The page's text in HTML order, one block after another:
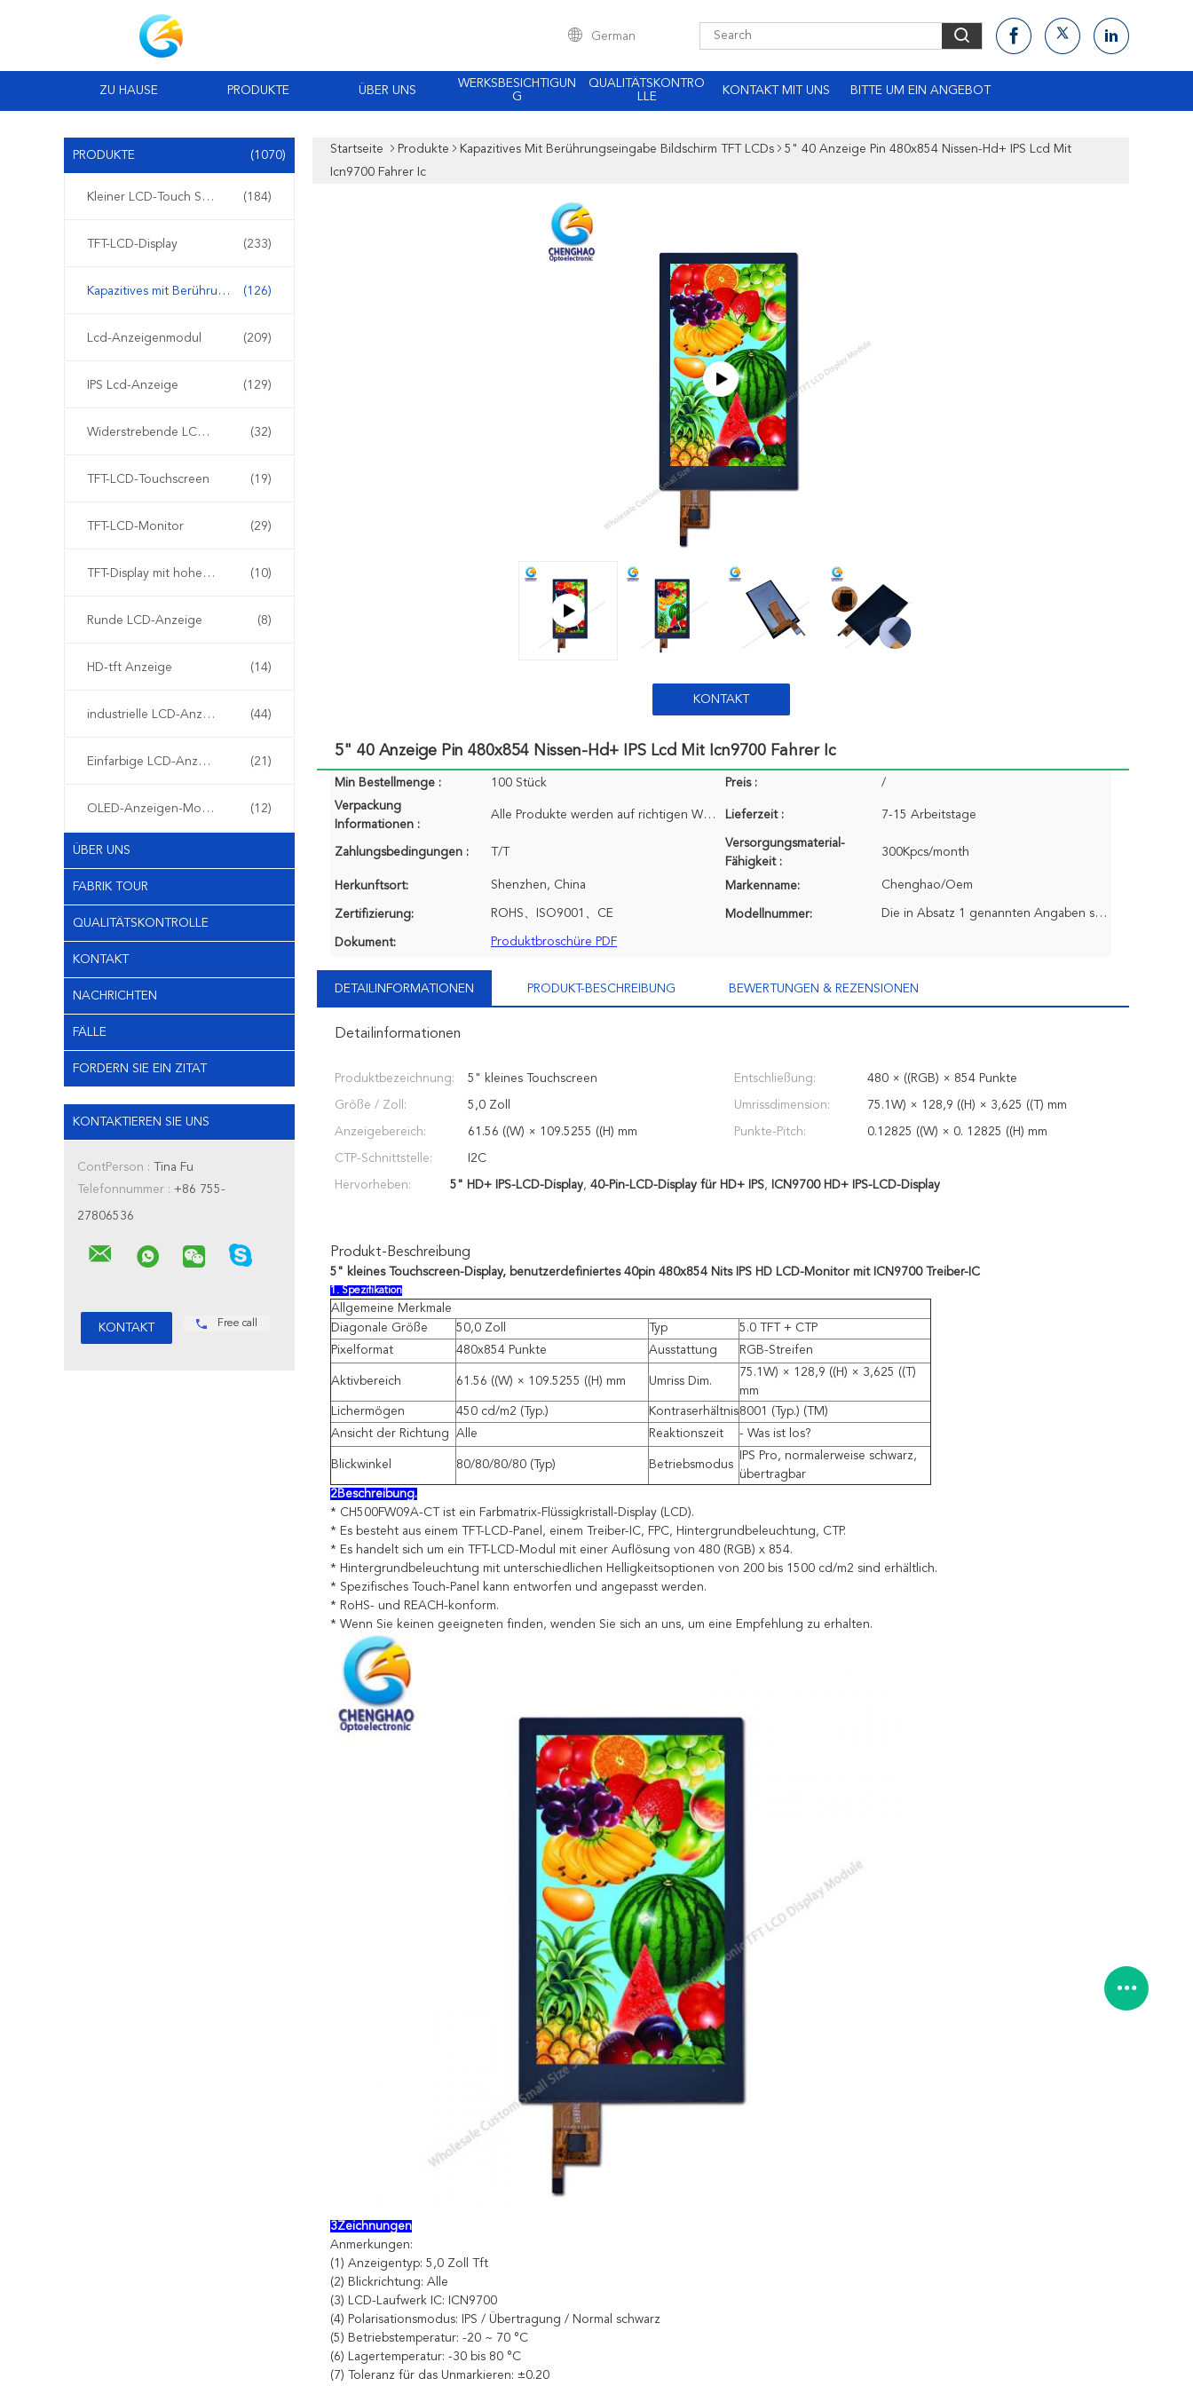
German
ZU HAUSE PRODUKTE ÜBER UNS
WERKSBESICHTIGUN
G
QUALITÄTSKONTRO
LLE
KONTAKT MIT UNS BITTE UM EIN ANGEBOT
PRODUKTE (1070)
Kleiner LCD-Touch Screen (184)
TFT-LCD-Display (233)
Kapazitives mit Berührungseingabe Bildschirm TFT LCDs (126)
Lcd-Anzeigenmodul (209)
IPS Lcd-Anzeige (129)
Widerstrebende LCD-Anzeige (32)
TFT-LCD-Touchscreen (19)
TFT-LCD-Monitor (29)
TFT-Display mit hoher Helligkeit (10)
Runde LCD-Anzeige (8)
HD-tft Anzeige (14)
industrielle LCD-Anzeige (44)
Einfarbige LCD-Anzeige (21)
OLED-Anzeigen-Modul (12)
ÜBER UNS
FABRIK TOUR
QUALITÄTSKONTROLLE
KONTAKT
NACHRICHTEN
FÄLLE
FORDERN SIE EIN ZITAT
KONTAKTIEREN SIE UNS
ContPerson : Tina Fu
Telefonnummer : +86 755-
27806536
Free call
Startseite Produkte Kapazitives Mit Berührungseingabe Bildschirm TFT LCDs
5" 40 Anzeige Pin 480x854 Nissen-Hd+ IPS Lcd Mit
Icn9700 Fahrer Ic
KONTAKT
5" 40 Anzeige Pin 480x854 Nissen-Hd+ IPS Lcd Mit Icn9700 Fahrer Ic
Min Bestellmenge : 100 Stück Preis :
/
Verpackung
Informationen :
Alle Produkte werden auf richtigen Weg, ihn sicher zu halten verpackt. Für kleine Größen von Produk Lieferzeit : 7-15 Arbeitstage
Zahlungsbedingungen : T/T
Versorgungsmaterial-
Fähigkeit :
300Kpcs/month
Herkunftsort: Shenzhen, China Markenname: Chenghao/Oem
Zertifizierung: ROHS、ISO9001、CE Modellnummer: Die in Absatz 1 genannten Angaben sind zu beachten.
Dokument: Produktbroschüre PDF
DETAILINFORMATIONEN PRODUKT-BESCHREIBUNG BEWERTUNGEN & REZENSIONEN
Detailinformationen
Produktbezeichnung: 5" kleines Touchscreen Entschließung: 480 × ((RGB) × 854 Punkte
Größe / Zoll: 5,0 Zoll Umrissdimension: 75.1W) × 128,9 ((H) × 3,625 ((T) mm
Anzeigebereich: 61.56 ((W) × 109.5255 ((H) mm Punkte-Pitch: 0.12825 ((W) × 0. 12825 ((H) mm
CTP-Schnittstelle: I2C
Hervorheben: 5" HD+ IPS-LCD-Display, 40-Pin-LCD-Display für HD+ IPS, ICN9700 HD+ IPS-LCD-Display
Produkt-Beschreibung
5" kleines Touchscreen-Display, benutzerdefiniertes 40pin 480x854 Nits IPS HD LCD-Monitor mit ICN9700 Treiber-IC
1. Spezifikation
Allgemeine Merkmale
Diagonale Größe
50,0 Zoll Typ
5.0 TFT + CTP
Pixelformat
480x854 Punkte Ausstattung RGB-Streifen
Aktivbereich 61.56 ((W) × 109.5255 ((H) mm Umriss Dim.
75.1W) × 128,9 ((H) × 3,625 ((T)
mm
Lichermögen
450 cd/m2 (Typ.) Kontraserhältnis8001 (Typ.) (TM)
Ansicht der Richtung
Alle Reaktionszeit - Was ist los?
Blickwinkel 80/80/80/80 (Typ) Betriebsmodus
IPS Pro, normalerweise schwarz,
übertragbar
2Beschreibung.
* CH500FW09A-CT ist ein Farbmatrix-Flüssigkristall-Display (LCD).
* Es besteht aus einem TFT-LCD-Panel, einem Treiber-IC, FPC, Hintergrundbeleuchtung, CTP.
* Es handelt sich um ein TFT-LCD-Modul mit einer Auflösung von 480 (RGB) x 854.
* Hintergrundbeleuchtung mit unterschiedlichen Helligkeitsoptionen von 200 bis 1500 cd/m2 sind erhältlich.
* Spezifisches Touch-Panel kann entworfen und angepasst werden.
* RoHS- und REACH-konform.
* Wenn Sie keinen geeigneten finden, wenden Sie sich an uns, um eine Empfehlung zu erhalten.
3Zeichnungen
Anmerkungen:
(1) Anzeigentyp: 5,0 Zoll Tft
(2) Blickrichtung: Alle
(3) LCD-Laufwerk IC: ICN9700
(4) Polarisationsmodus: IPS / Übertragung / Normal schwarz
(5) Betriebstemperatur: -20 ~ 70 °C
(6) Lagertemperatur: -30 bis 80 °C
(7) Toleranz für das Unmarkieren: ±0.20